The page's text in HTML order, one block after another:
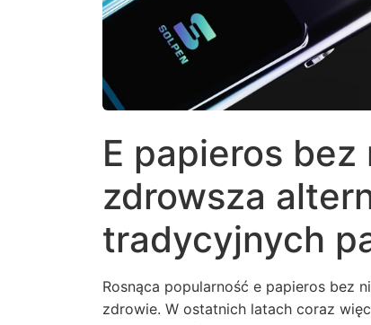
E papieros
zdrowsza
tradycyjnych
Rosnąca popularność e papieros bez
zdrowie. W ostatnich latach coraz